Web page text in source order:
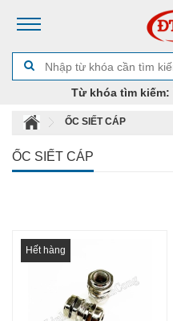
Từ khóa tìm kiếm:
ỐC SIẾT CÁP
ỐC SIẾT CÁP
Hết hàng